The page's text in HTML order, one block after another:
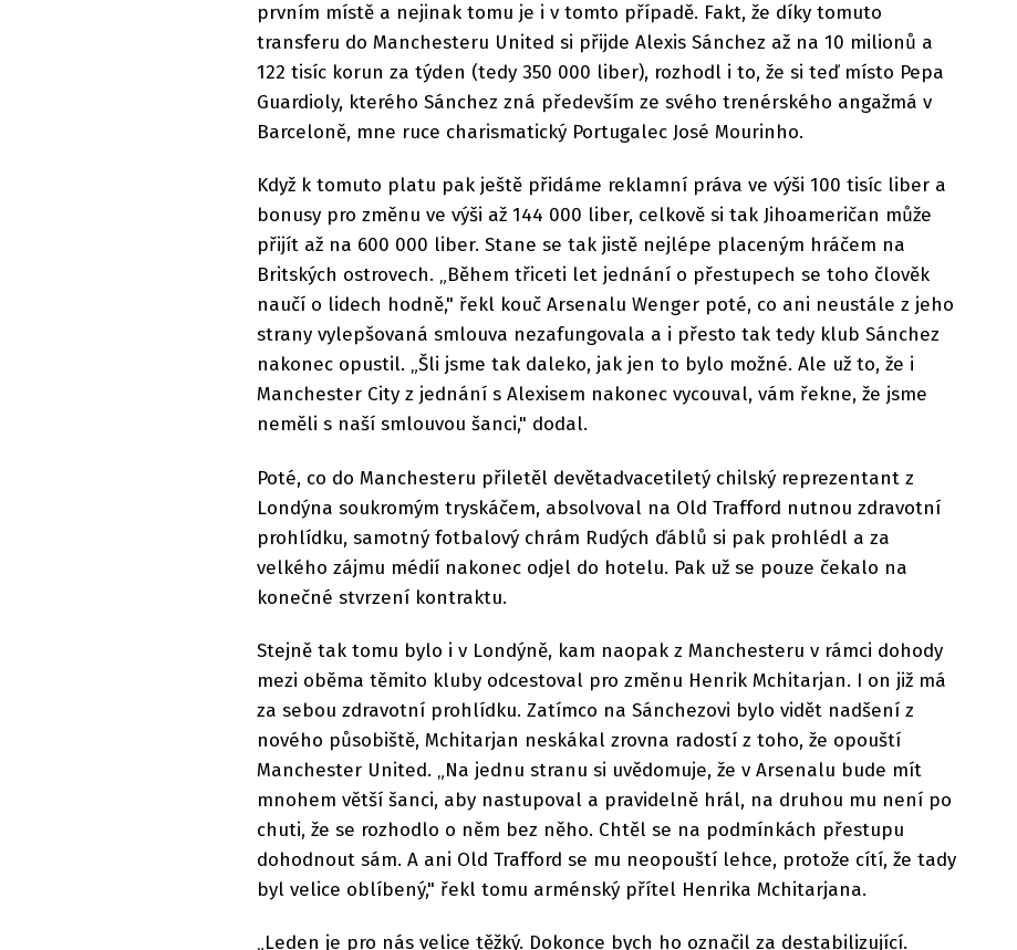
prvním místě a nejinak tomu je i v tomto případě. Fakt, že díky tomuto
transferu do Manchesteru United si přijde Alexis Sánchez až na 10 milionů a
122 tisíc korun za týden (tedy 350 000 liber), rozhodl i to, že si teď místo Pepa
Guardioly, kterého Sánchez zná především ze svého trenérského angažmá v
Barceloně, mne ruce charismatický Portugalec José Mourinho.
Když k tomuto platu pak ještě přidáme reklamní práva ve výši 100 tisíc liber a
bonusy pro změnu ve výši až 144 000 liber, celkově si tak Jihoameričan může
přijít až na 600 000 liber. Stane se tak jistě nejlépe placeným hráčem na
Britských ostrovech. „Během třiceti let jednání o přestupech se toho člověk
naučí o lidech hodně," řekl kouč Arsenalu Wenger poté, co ani neustále z jeho
strany vylepšovaná smlouva nezafungovala a i přesto tak tedy klub Sánchez
nakonec opustil. „Šli jsme tak daleko, jak jen to bylo možné. Ale už to, že i
Manchester City z jednání s Alexisem nakonec vycouval, vám řekne, že jsme
neměli s naší smlouvou šanci," dodal.
Poté, co do Manchesteru přiletěl devětadvacetiletý chilský reprezentant z
Londýna soukromým tryskáčem, absolvoval na Old Trafford nutnou zdravotní
prohlídku, samotný fotbalový chrám Rudých ďáblů si pak prohlédl a za
velkého zájmu médií nakonec odjel do hotelu. Pak už se pouze čekalo na
konečné stvrzení kontraktu.
Stejně tak tomu bylo i v Londýně, kam naopak z Manchesteru v rámci dohody
mezi oběma těmito kluby odcestoval pro změnu Henrik Mchitarjan. I on již má
za sebou zdravotní prohlídku. Zatímco na Sánchezovi bylo vidět nadšení z
nového působiště, Mchitarjan neskákal zrovna radostí z toho, že opouští
Manchester United. „Na jednu stranu si uvědomuje, že v Arsenalu bude mít
mnohem větší šanci, aby nastupoval a pravidelně hrál, na druhou mu není po
chuti, že se rozhodlo o něm bez něho. Chtěl se na podmínkách přestupu
dohodnout sám. A ani Old Trafford se mu neopouští lehce, protože cítí, že tady
byl velice oblíbený," řekl tomu arménský přítel Henrika Mchitarjana.
„Leden je pro nás velice těžký. Dokonce bych ho označil za destabilizující.